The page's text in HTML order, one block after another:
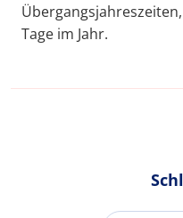
Tage im Jahr.